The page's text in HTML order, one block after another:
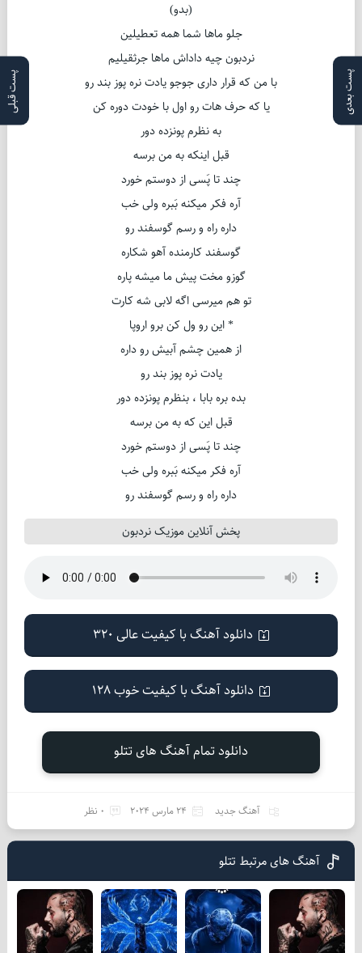
پست بعدی پست قبلی
(بدو)
جلو ماها شما همه تعطیلین
نردبون چیه داداش ماها جرثقیلیم
با من که قرار داری جوجو یادت نره پوز بند رو
یا که حرف هات رو اول با خودت دوره کن
به نظرم پونزده دور
قبل اینکه به من برسه
چند تا پَسی از دوستم خورد
آره فکر میکنه بَبره ولی خب
داره راه و رسم گوسفند رو
گوسفند کارمنده آهو شکاره
گوزو مخت پیش ما میشه پاره
تو هم میرسی اگه لابی شه کارت
* این رو ول کن برو اروپا
از همین چشم آبیش رو داره
یادت نره پوز بند رو
بده بره بابا ، بنظرم پونزده دور
قبل این که به من برسه
چند تا پَسی از دوستم خورد
آره فکر میکنه بَبره ولی خب
داره راه و رسم گوسفند رو
پخش آنلاین موزیک نردبون
دانلود آهنگ با کیفیت عالی 320
دانلود آهنگ با کیفیت خوب 128
دانلود تمام آهنگ های تتلو
آهنگ جدید 24 مارس 2024 0 نظر
آهنگ های مرتبط تتلو